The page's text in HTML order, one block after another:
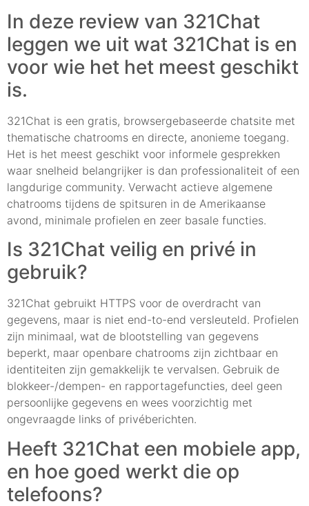
In deze review van 321Chat
leggen we uit wat 321Chat is en
voor wie het het meest geschikt
is.
321Chat is een gratis, browsergebaseerde chatsite met
thematische chatrooms en directe, anonieme toegang.
Het is het meest geschikt voor informele gesprekken
waar snelheid belangrijker is dan professionaliteit of een
langdurige community. Verwacht actieve algemene
chatrooms tijdens de spitsuren in de Amerikaanse
avond, minimale profielen en zeer basale functies.
Is 321Chat veilig en privé in
gebruik?
321Chat gebruikt HTTPS voor de overdracht van
gegevens, maar is niet end-to-end versleuteld. Profielen
zijn minimaal, wat de blootstelling van gegevens
beperkt, maar openbare chatrooms zijn zichtbaar en
identiteiten zijn gemakkelijk te vervalsen. Gebruik de
blokkeer-/dempen- en rapportagefuncties, deel geen
persoonlijke gegevens en wees voorzichtig met
ongevraagde links of privéberichten.
Heeft 321Chat een mobiele app,
en hoe goed werkt die op
telefoons?